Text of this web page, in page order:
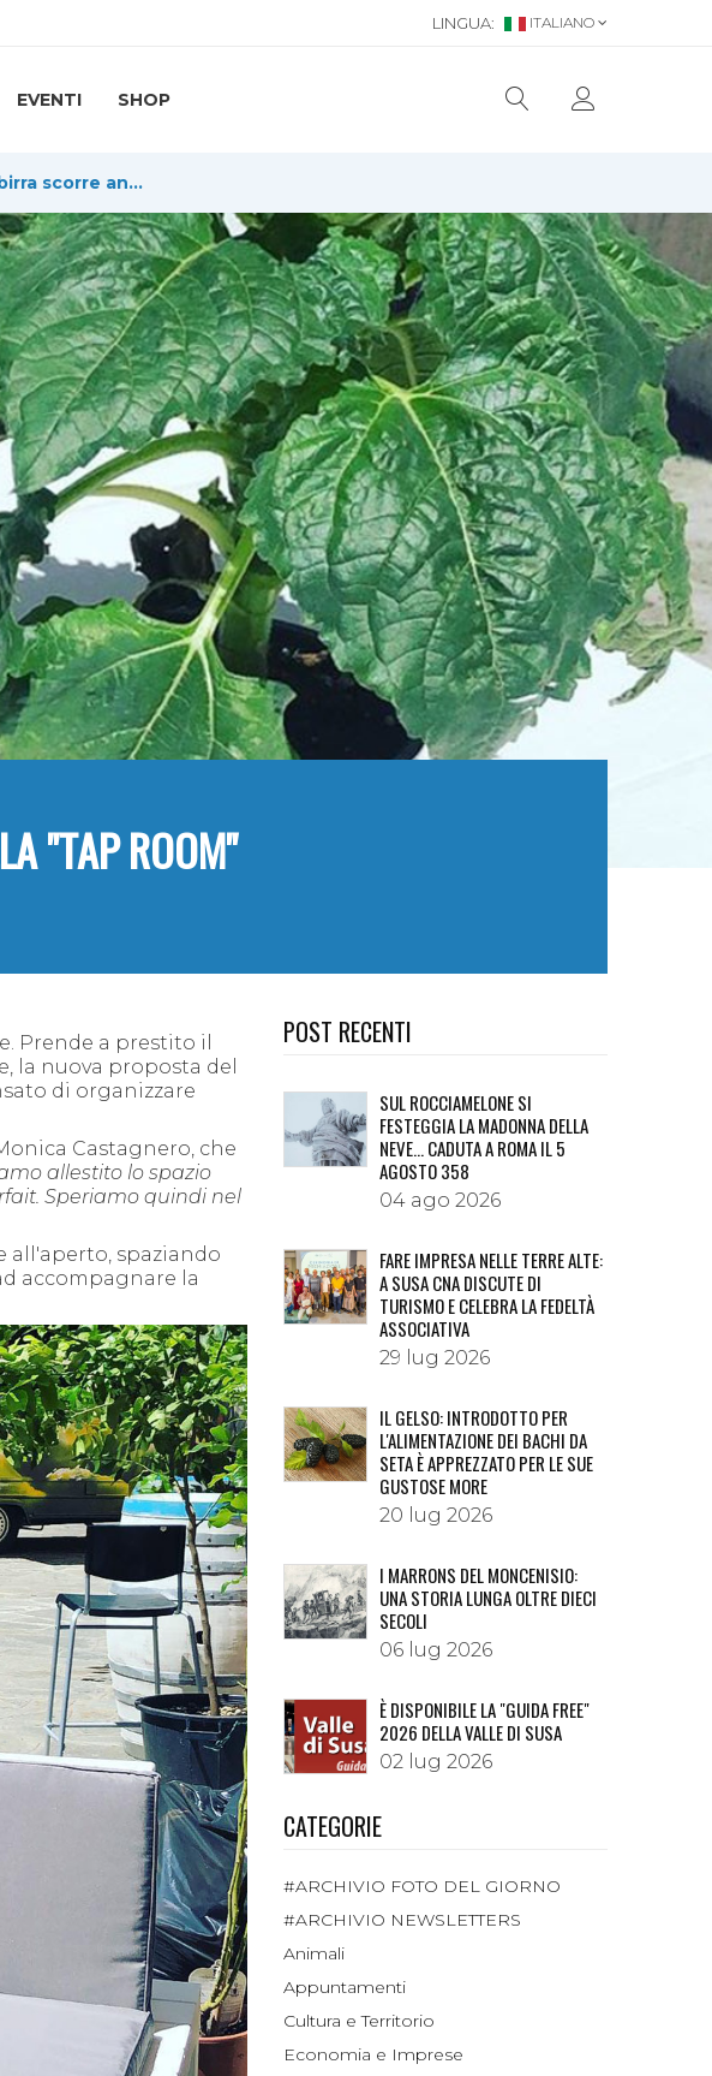
LINGUA: ITALIANO
EVENTI SHOP
nella "Tap room"
"TAP ROOM"
Prende a prestito il
la nuova proposta del
di organizzare
Castagnero, che
allestito lo spazio
Speriamo quindi nel
all'aperto, spaziando
accompagnare la
POST RECENTI
SUL ROCCIAMELONE SI
FESTEGGIA LA MADONNA DELLA
NEVE… CADUTA A ROMA IL 5
AGOSTO 358
04 ago 2026
FARE IMPRESA NELLE TERRE ALTE:
A SUSA CNA DISCUTE DI
TURISMO E CELEBRA LA FEDELTÀ
ASSOCIATIVA
29 lug 2026
IL GELSO: INTRODOTTO PER
L'ALIMENTAZIONE DEI BACHI DA
SETA È APPREZZATO PER LE SUE
GUSTOSE MORE
20 lug 2026
I MARRONS DEL MONCENISIO:
UNA STORIA LUNGA OLTRE DIECI
SECOLI
06 lug 2026
È DISPONIBILE LA "GUIDA FREE"
2026 DELLA VALLE DI SUSA
02 lug 2026
CATEGORIE
#ARCHIVIO FOTO DEL GIORNO
#ARCHIVIO NEWSLETTERS
Animali
Appuntamenti
Cultura e Territorio
Economia e Imprese